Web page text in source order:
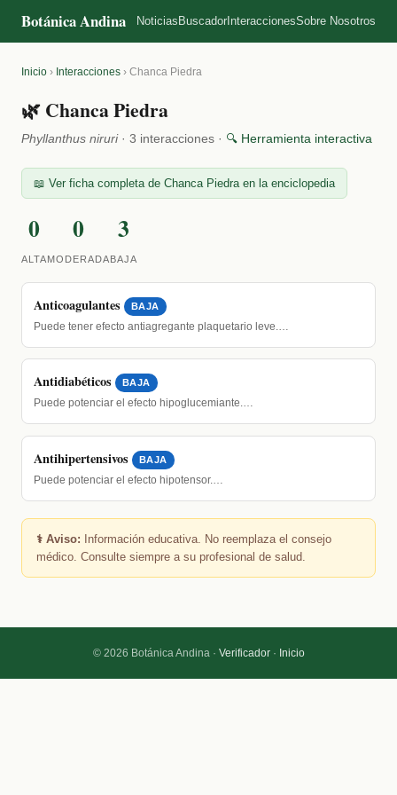
Botánica Andina Noticias Buscador InteraccionesSobre Nosotros
Inicio › Interacciones › Chanca Piedra
🌿 Chanca Piedra
Phyllanthus niruri· 3 interacciones · 🔍 Herramienta interactiva
📖 Ver ficha completa de Chanca Piedra en la enciclopedia
0
ALTA
0
MODERADA
3
BAJA
Anticoagulantes BAJA
Puede tener efecto antiagregante plaquetario leve.…
Antidiabéticos BAJA
Puede potenciar el efecto hipoglucemiante.…
Antihipertensivos BAJA
Puede potenciar el efecto hipotensor.…
⚕️ Aviso: Información educativa. No reemplaza el consejo
médico. Consulte siempre a su profesional de salud.
© 2026 Botánica Andina · Verificador· Inicio